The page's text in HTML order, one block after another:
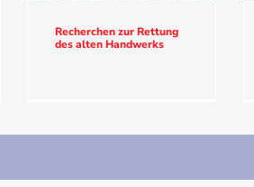
Recherchen zur Rettung
des alten Handwerks